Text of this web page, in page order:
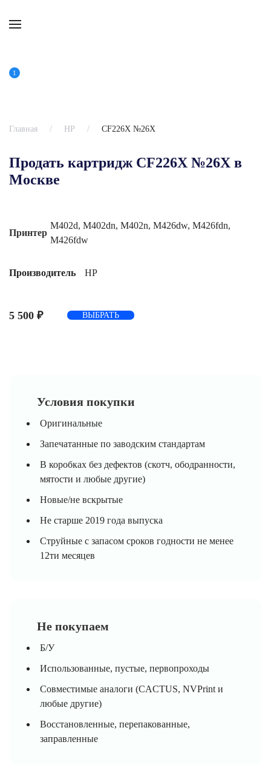
1
Главная HP CF226X №26X
Продать картридж CF226X №26X в
Москве
Принтер
M402d, M402dn, M402n, M426dw, M426fdn,
M426fdw
Производитель HP
5 500 ₽ ВЫБРАТЬ
Условия покупки
Оригинальные
Запечатанные по заводским стандартам
В коробках без дефектов (скотч, ободранности,
мятости и любые другие)
Новые/не вскрытые
Не старше 2019 года выпуска
Струйные с запасом сроков годности не менее
12ти месяцев
Не покупаем
Б/У
Использованные, пустые, первопроходы
Совместимые аналоги (CACTUS, NVPrint и
любые другие)
Восстановленные, перепакованные,
заправленные